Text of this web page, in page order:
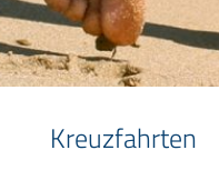
Kreuzfahrten